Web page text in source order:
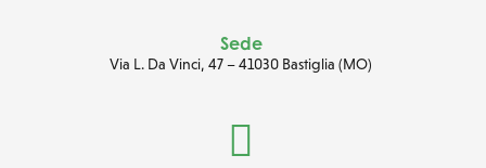
Sede
Via L. Da Vinci, 47–41030 Bastiglia (MO)
